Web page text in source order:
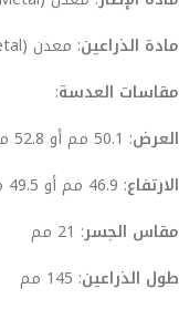
مادة الذراعين: معدن (Metal)
مقاسات العدسة:
العرض: 50.1 مم أو 52.8 مم
الارتفاع: 46.9 مم أو 49.5 مم
مقاس الجسر: 21 مم
طول الذراعين: 145 مم